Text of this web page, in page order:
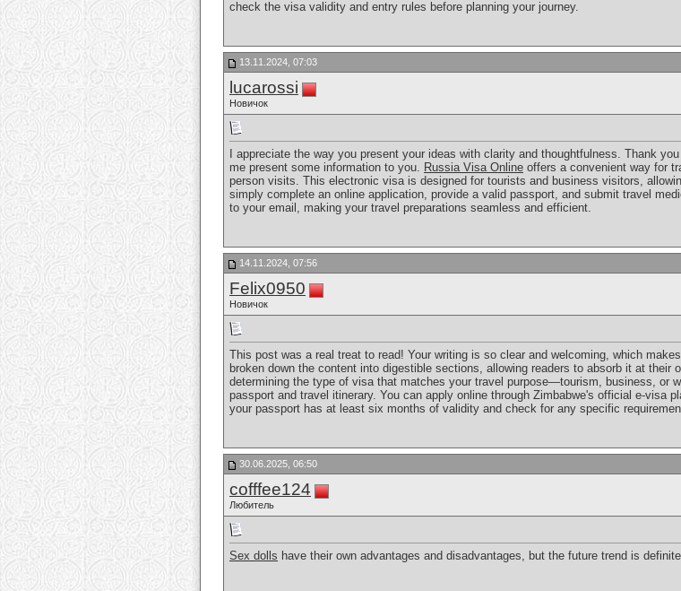
check the visa validity and entry rules before planning your journey.
13.11.2024, 07:03
lucarossi
Новичок
I appreciate the way you present your ideas with clarity and thoughtfulness. Thank
me present some information to you. Russia Visa Online offers a convenient way for
person visits. This electronic visa is designed for tourists and business visitors,
simply complete an online application, provide a valid passport, and submit travel
to your email, making your travel preparations seamless and efficient.
14.11.2024, 07:56
Felix0950
Новичок
This post was a real treat to read! Your writing is so clear and welcoming, which
broken down the content into digestible sections, allowing readers to absorb it at their
determining the type of visa that matches your travel purpose—tourism, business, or
passport and travel itinerary. You can apply online through Zimbabwe's official e-visa
your passport has at least six months of validity and check for any specific
30.06.2025, 06:50
cofffee124
Любитель
Sex dolls have their own advantages and disadvantages, but the future trend is